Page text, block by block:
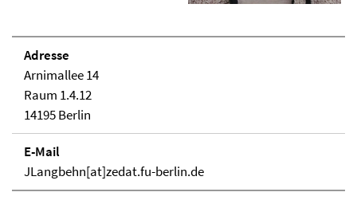
Adresse
Arnimallee 14
Raum 1.4.12
14195 Berlin
E-Mail
JLangbehn[at]zedat.fu-berlin.de